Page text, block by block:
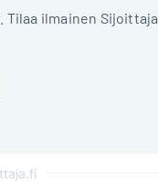
ilmainen